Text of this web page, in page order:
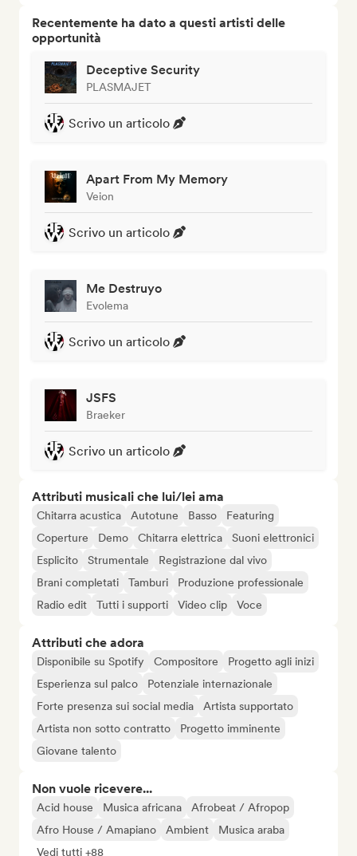
Recentemente ha dato a questi artisti delle
opportunità
Deceptive Security
PLASMAJET
Scrivo un articolo
Apart From My Memory
Veion
Scrivo un articolo
Me Destruyo
Evolema
Scrivo un articolo
JSFS
Braeker
Scrivo un articolo
Attributi musicali che lui/lei ama
Chitarra acustica Autotune Basso
Featuring
Coperture
Demo Chitarra elettrica
Suoni elettronici
Esplicito
Strumentale
Registrazione dal vivo
Brani completati
Tamburi
Produzione professionale
Radio edit
Tutti i supporti Video clip Voce
Attributi che adora
Disponibile su Spotify Compositore
Progetto agli inizi
Esperienza sul palco
Potenziale internazionale
Forte presenza sui social media
Artista supportato
Artista non sotto contratto
Progetto imminente
Giovane talento
Non vuole ricevere...
Acid house Musica africana
Afrobeat / Afropop
Afro House / Amapiano
Ambient
Musica araba
Vedi tutti +88